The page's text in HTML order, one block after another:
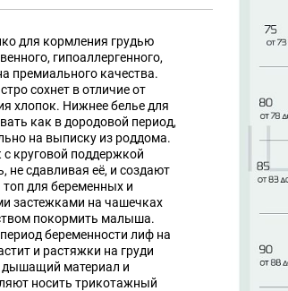
для кормления грудью
гипоаллергенного,
премиального качества.
сохнет в отличие от
хлопок. Нижнее белье для
как в дородовой период,
на выписку из роддома.
круговой поддержкой
не сдавливая её, и создают
для беременных и
застежками на чашечках
покормить малыша.
беременности лиф на
и растяжки на груди
материал и
носить трикотажный